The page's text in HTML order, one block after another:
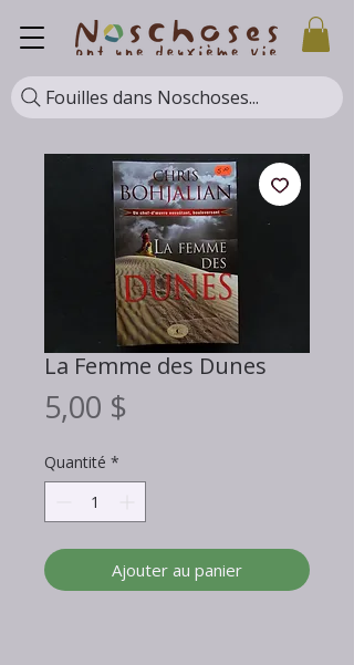
Fouilles dans Noschoses...
La Femme des Dunes
5,00 $
Quantité *
Ajouter au panier